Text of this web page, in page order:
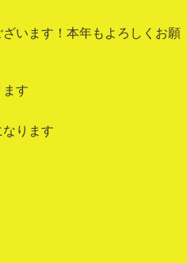
います！本年もよろしくお願
ます
ります